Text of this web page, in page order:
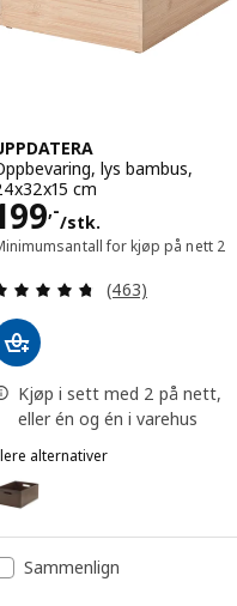
lys bambus,
cm
,-
/stk.
199,-/stk.
for kjøp på nett 2
(463)
Kjøp i sett med 2 på nett,
eller én og én i varehus
alternativer
UPPDATERA,
Sammenlign